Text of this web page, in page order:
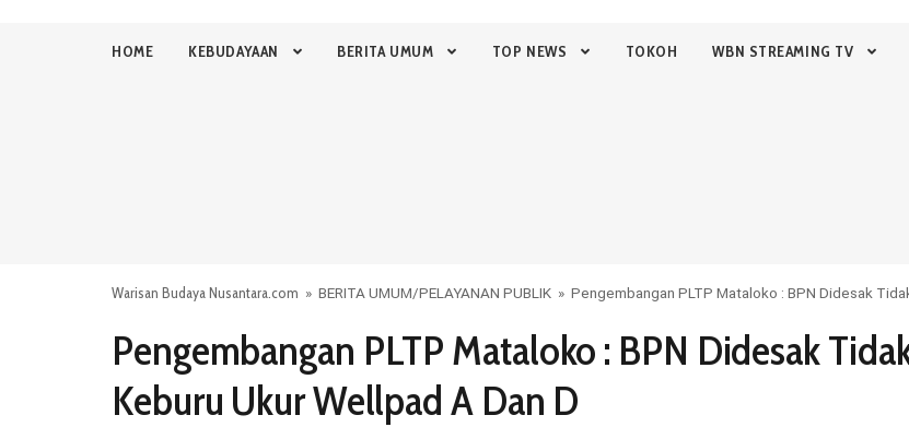
HOME KEBUDAYAAN BERITA UMUM TOP NEWS TOKOH WBN STREAMING TV
Warisan Budaya Nusantara.com » BERITA UMUM/PELAYANAN PUBLIK » Pengembangan PLTP Mataloko : BPN Didesak
Pengembangan PLTP Mataloko : BPN Didesak
Keburu Ukur Wellpad A Dan D